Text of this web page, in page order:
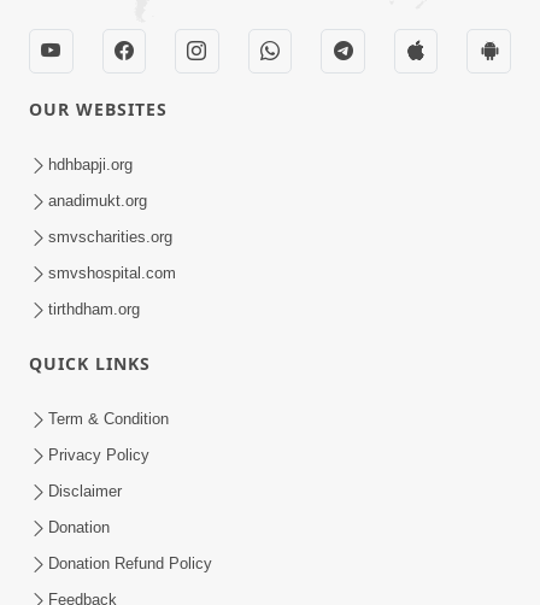
OUR WEBSITES
hdhbapji.org
anadimukt.org
smvscharities.org
smvshospital.com
tirthdham.org
QUICK LINKS
Term & Condition
Privacy Policy
Disclaimer
Donation
Donation Refund Policy
Feedback